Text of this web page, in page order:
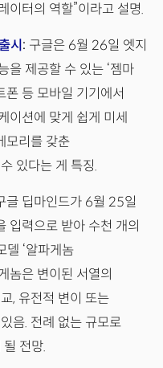
이터의 역할”이라고 설명.
시 : 구글은 6월 26일 엣지
을 제공할 수 있는 ‘젬마
등 모바일 기기에서
이션에 맞게 쉽게 미세
모리를 갖춘
있다는 게 특징.
글 딥마인드가 6월 25일
입력으로 받아 수천 개의
델 ‘알파게놈
놈은 변이된 서열의
, 유전적 변이 또는
음. 전례 없는 규모로
전망.